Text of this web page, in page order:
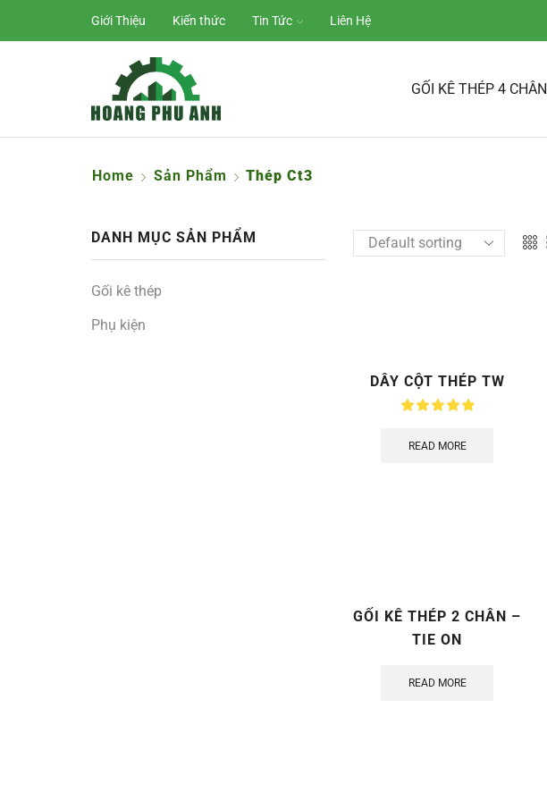
Giới Thiệu Kiến thức Tin Tức Liên Hệ
GỐI KÊ THÉP 4 CHÂN
Home Sản Phẩm Thép Ct3
DÂY CỘT THÉP TW
READ MORE
GỐI KÊ THÉP 2 CHÂN –
TIE ON
READ MORE
DANH MỤC SẢN PHẨM
Gối kê thép
Phụ kiện